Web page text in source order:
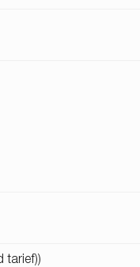
tarief))